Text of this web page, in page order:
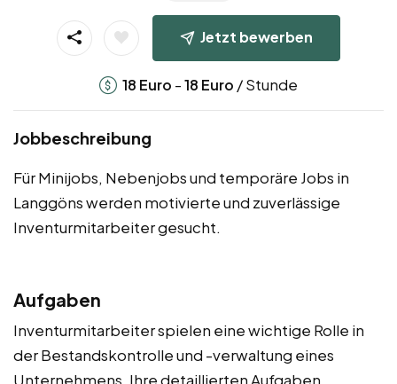
Jetzt bewerben
18 Euro -18 Euro / Stunde
Jobbeschreibung
Für Minijobs, Nebenjobs und temporäre Jobs in
Langgöns werden motivierte und zuverlässige
Inventurmitarbeiter gesucht.
Aufgaben
Inventurmitarbeiter spielen eine wichtige Rolle in
der Bestandskontrolle und -verwaltung eines
Unternehmens. Ihre detaillierten Aufgaben